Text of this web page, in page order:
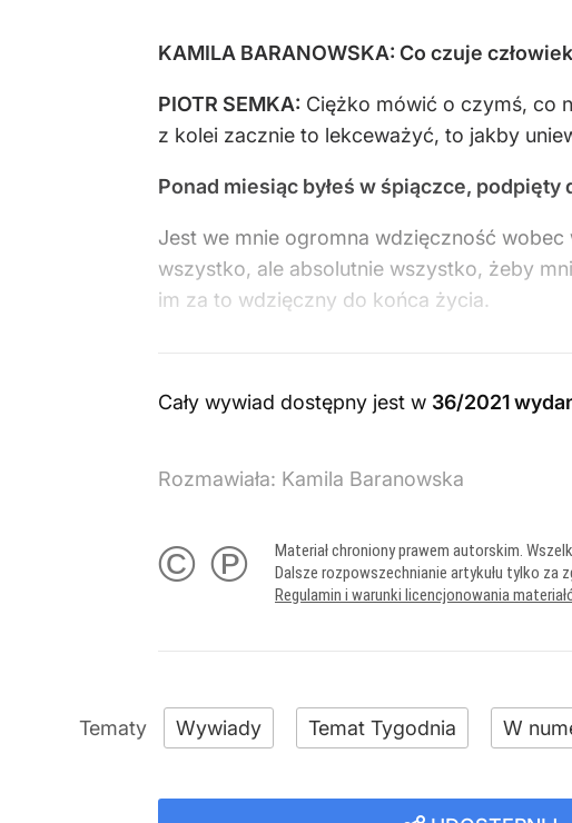
KAMILA BARANOWSKA: Co czuje
PIOTR SEMKA: Ciężko mówić o czymś, co
z kolei zacznie to lekceważyć, to jakby
Ponad miesiąc byłeś w śpiączce,
Jest we mnie ogromna wdzięczność wobec
wszystko, ale absolutnie wszystko, żeby
im za to wdzięczny do końca życia.
Cały wywiad dostępny jest w 36/2021
Rozmawiała: Kamila Baranowska
© ℗
Materiał chroniony prawem autorskim.
Dalsze rozpowszechnianie artykułu tylko za
Regulamin i warunki licencjonowania
Wywiady Temat Tygodnia W